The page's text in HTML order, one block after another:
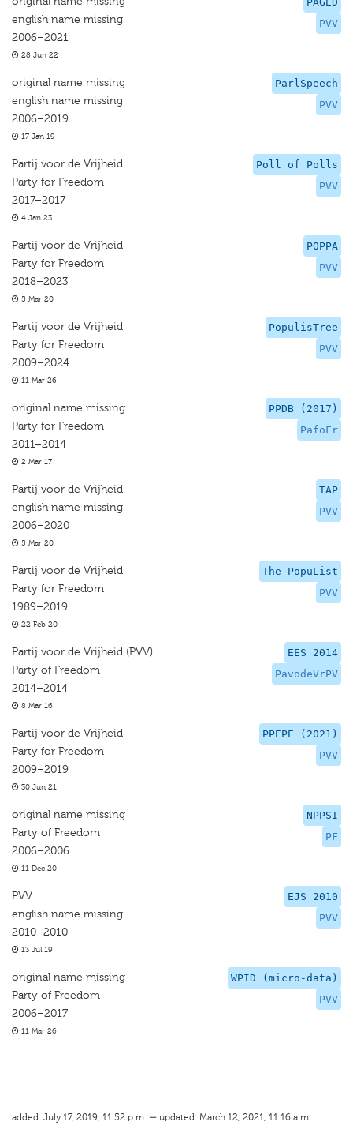
PVV
english name missing
2006–2021
28 Jun 22
ParlSpeech
PVV
original name missing
english name missing
2006–2019
17 Jan 19
Poll of Polls
PVV
Partij voor de Vrijheid
Party for Freedom
2017–2017
4 Jan 23
POPPA
PVV
Partij voor de Vrijheid
Party for Freedom
2018–2023
5 Mar 20
PopulisTree
PVV
Partij voor de Vrijheid
Party for Freedom
2009–2024
11 Mar 26
PPDB (2017)
PafoFr
original name missing
Party for Freedom
2011–2014
2 Mar 17
TAP
PVV
Partij voor de Vrijheid
english name missing
2006–2020
5 Mar 20
The PopuList
PVV
Partij voor de Vrijheid
Party for Freedom
1989–2019
22 Feb 20
EES 2014
PavodeVrPV
Partij voor de Vrijheid (PVV)
Party of Freedom
2014–2014
8 Mar 16
PPEPE (2021)
PVV
Partij voor de Vrijheid
Party for Freedom
2009–2019
30 Jun 21
NPPSI
PF
original name missing
Party of Freedom
2006–2006
11 Dec 20
EJS 2010
PVV
PVV
english name missing
2010–2010
13 Jul 19
WPID (micro-data)
PVV
original name missing
Party of Freedom
2006–2017
11 Mar 26
added: July 17, 2019, 11:52 p.m. — updated: March 12, 2021, 11:16 a.m.